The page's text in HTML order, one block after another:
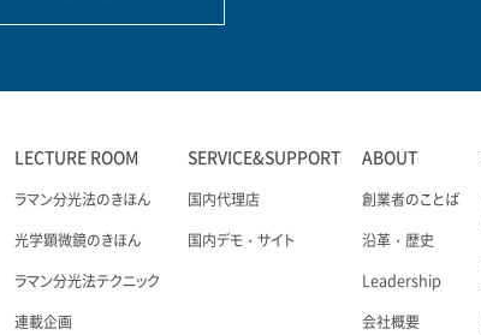
LECTURE ROOM
ラマン分光法のきほん
光学顕微鏡のきほん
ラマン分光法テクニック
連載企画
SERVICE&SUPPORT
国内代理店
国内デモ・サイト
ABOUT
創業者のことば
沿革・歴史
Leadership
会社概要